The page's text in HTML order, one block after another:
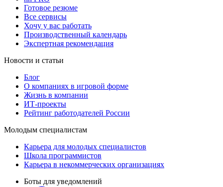
Готовое резюме
Все сервисы
Хочу у вас работать
Производственный календарь
Экспертная рекомендация
Новости и статьи
Блог
О компаниях в игровой форме
Жизнь в компании
ИТ-проекты
Рейтинг работодателей России
Молодым специалистам
Карьера для молодых специалистов
Школа программистов
Карьера в некоммерческих организациях
Боты для уведомлений